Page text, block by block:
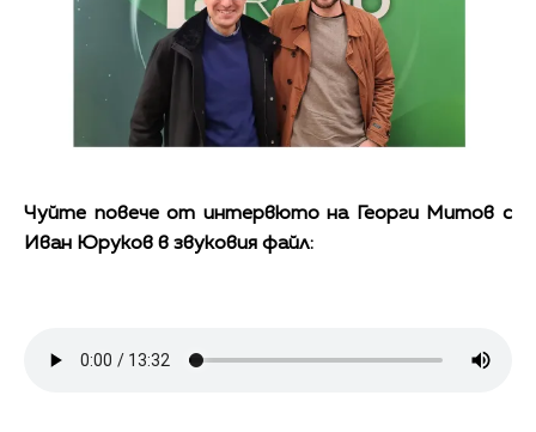
Чуйте повече от интервюто на Георги Митов с
Иван Юруков в звуковия файл: